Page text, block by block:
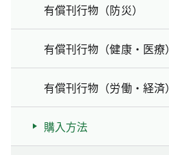
有償刊行物（防災）
有償刊行物（健康・医療）
有償刊行物（労働・経済）
購入方法